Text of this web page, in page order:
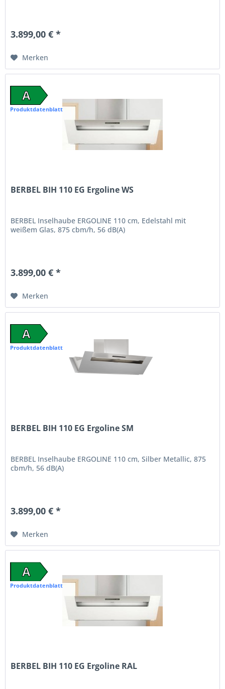
3.899,00 € *
Merken
A
Produktdatenblatt
BERBEL BIH 110 EG Ergoline WS
BERBEL Inselhaube ERGOLINE 110 cm, Edelstahl mit
weißem Glas, 875 cbm/h, 56 dB(A)
3.899,00 € *
Merken
A
Produktdatenblatt
BERBEL BIH 110 EG Ergoline SM
BERBEL Inselhaube ERGOLINE 110 cm, Silber Metallic, 875
cbm/h, 56 dB(A)
3.899,00 € *
Merken
A
Produktdatenblatt
BERBEL BIH 110 EG Ergoline RAL